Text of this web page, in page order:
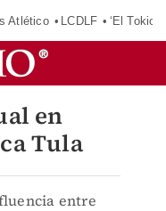
Atlético LCDLF ‘El Tokio’
en
Tula
entre